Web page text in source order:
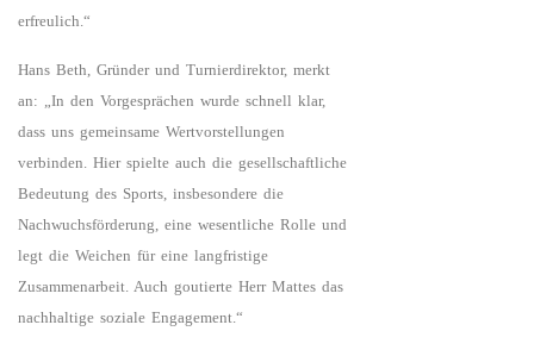
erfreulich.“
Hans Beth, Gründer und Turnierdirektor, merkt
an: „In den Vorgesprächen wurde schnell klar,
dass uns gemeinsame Wertvorstellungen
verbinden. Hier spielte auch die gesellschaftliche
Bedeutung des Sports, insbesondere die
Nachwuchsförderung, eine wesentliche Rolle und
legt die Weichen für eine langfristige
Zusammenarbeit. Auch goutierte Herr Mattes das
nachhaltige soziale Engagement.“